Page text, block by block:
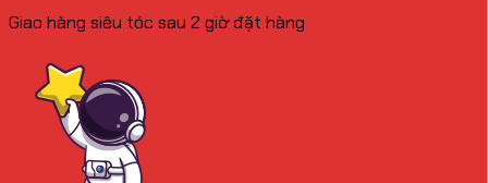
Giao hàng siêu tóc sau 2 giờ đặt hàng